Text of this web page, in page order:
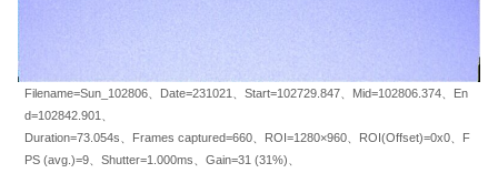
Filename=Sun_102806、Date=231021、Start=102729.847、Mid=102806.374、En
d=102842.901、
Duration=73.054s、Frames captured=660、ROI=1280×960、ROI(Offset)=0x0、F
PS (avg.)=9、Shutter=1.000ms、Gain=31 (31%)、